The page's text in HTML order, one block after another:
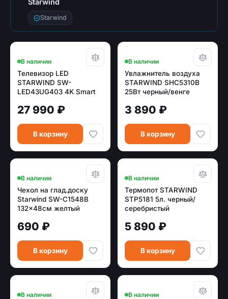
Starwind
Starwind
В наличии
Телевизор LED
STARWIND SW-
LED43UG403 4K Smart
27 990 ₽
В корзину
В наличии
Увлажнитель воздуха
STARWIND SHC5310B
25Вт черный/венге
3 890 ₽
В корзину
В наличии
Чехол на глад.доску
Starwind SW-C1548B
132x48см желтый
690 ₽
В корзину
В наличии
Термопот STARWIND
STP5181 5л. черный/
серебристый
5 890 ₽
В корзину
В наличии В наличии